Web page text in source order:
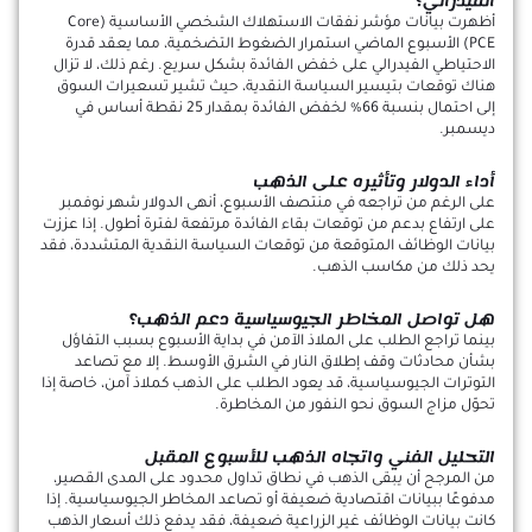
أظهرت بيانات مؤشر نفقات الاستهلاك الشخصي الأساسية (Core
PCE) الأسبوع الماضي استمرار الضغوط التضخمية، مما يعقد قدرة
الاحتياطي الفيدرالي على خفض الفائدة بشكل سريع. رغم ذلك، لا تزال
هناك توقعات بتيسير السياسة النقدية، حيث تشير تسعيرات السوق
إلى احتمال بنسبة 66% لخفض الفائدة بمقدار 25 نقطة أساس في
ديسمبر.
أداء الدولار وتأثيره على الذهب
على الرغم من تراجعه في منتصف الأسبوع، أنهى الدولار شهر نوفمبر
على ارتفاع بدعم من توقعات بقاء الفائدة مرتفعة لفترة أطول. إذا عززت
بيانات الوظائف المتوقعة من توقعات السياسة النقدية المتشددة، فقد
يحد ذلك من مكاسب الذهب.
هل تواصل المخاطر الجيوسياسية دعم الذهب؟
بينما تراجع الطلب على الملاذ الآمن في بداية الأسبوع بسبب التفاؤل
بشأن محادثات وقف إطلاق النار في الشرق الأوسط. إلا مع تصاعد
التوترات الجيوسياسية، قد يعود الطلب على الذهب كملاذ آمن، خاصة إذا
تحوّل مزاج السوق نحو النفور من المخاطرة.
التحليل الفني واتجاه الذهب للأسبوع المقبل
من المرجح أن يبقى الذهب في نطاق تداول محدود على المدى القصير،
مدفوعًا ببيانات اقتصادية ضعيفة أو تصاعد المخاطر الجيوسياسية. إذا
كانت بيانات الوظائف غير الزراعية ضعيفة، فقد يدفع ذلك أسعار الذهب